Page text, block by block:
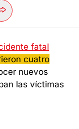
fatal
cuatro
nuevos
las víctimas